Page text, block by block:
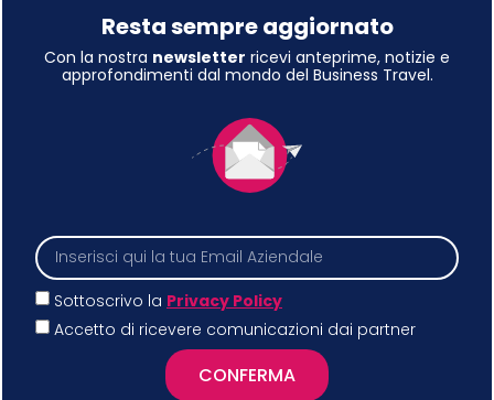
Resta sempre aggiornato
Con la nostra newsletter ricevi anteprime, notizie e
approfondimenti dal mondo del Business Travel.
Sottoscrivo la Privacy Policy
Accetto di ricevere comunicazioni dai partner
CONFERMA